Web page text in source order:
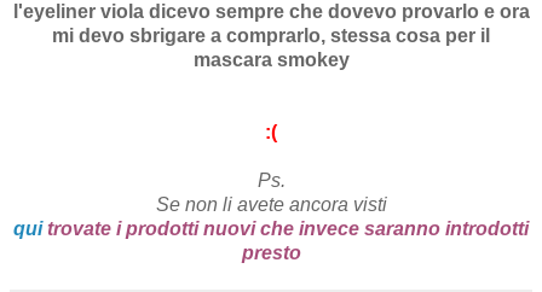
l'eyeliner viola dicevo sempre che dovevo provarlo e ora
mi devo sbrigare a comprarlo, stessa cosa per il
mascara smokey
:(
Ps.
Se non li avete ancora visti
quitrovate i prodotti nuovi che invece saranno introdotti
presto